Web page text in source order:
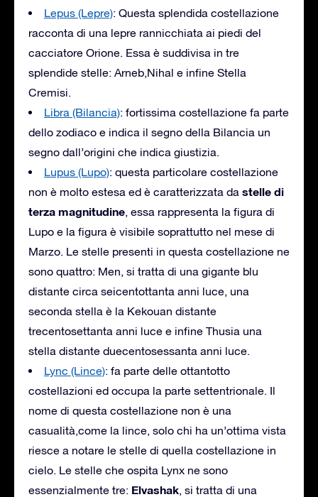
Lepus (Lepre): Questa splendida costellazione
racconta di una lepre rannicchiata ai piedi del
cacciatore Orione. Essa è suddivisa in tre
splendide stelle: Arneb,Nihal e infine Stella
Cremisi.
Libra (Bilancia): fortissima costellazione fa parte
dello zodiaco e indica il segno della Bilancia un
segno dall’origini che indica giustizia.
Lupus (Lupo): questa particolare costellazione
non è molto estesa ed è caratterizzata da stelle di
terza magnitudine, essa rappresenta la figura di
Lupo e la figura è visibile soprattutto nel mese di
Marzo. Le stelle presenti in questa costellazione ne
sono quattro: Men, si tratta di una gigante blu
distante circa seicentottanta anni luce, una
seconda stella è la Kekouan distante
trecentosettanta anni luce e infine Thusia una
stella distante duecentosessanta anni luce.
Lync (Lince): fa parte delle ottantotto
costellazioni ed occupa la parte settentrionale. Il
nome di questa costellazione non è una
casualità,come la lince, solo chi ha un’ottima vista
riesce a notare le stelle di quella costellazione in
cielo. Le stelle che ospita Lynx ne sono
essenzialmente tre: Elvashak, si tratta di una